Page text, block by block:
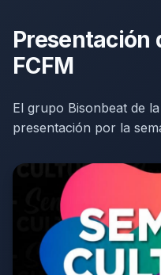
Presentación
FCFM
El grupo Bisonbeat de
presentación por la